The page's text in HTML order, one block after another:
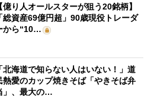
【億り人オールスターが狙う20銘柄】
「総資産69億円超」90歳現役トレーダ
から“10…
「北海道で知らない人はいない！」道
熱愛のカップ焼きそば「やきそば弁
」、最大の…